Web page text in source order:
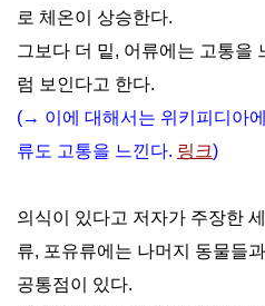
로 체온이 상승한다.
그보다 더 밑, 어류에는 고통을
럼 보인다고 한다.
(→ 이에 대해서는 위키피디아
류도 고통을 느낀다. 링크)
의식이 있다고 저자가 주장한
류, 포유류에는 나머지 동물들
공통점이 있다.